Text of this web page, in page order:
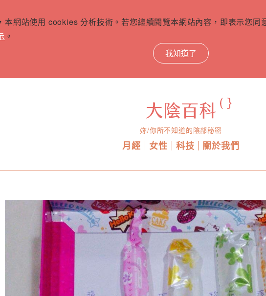
本網站使用 cookies 分析技術。若您繼續閱覽本網站內容，即表示您
。
我知道了
妳/你所不知道的陰部秘密
月經 女性 科技 關於我們